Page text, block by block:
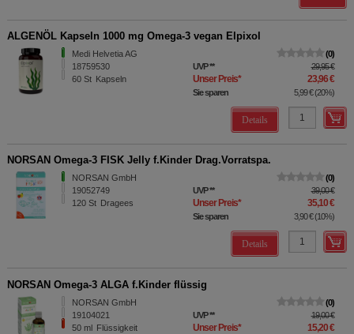
ALGENÖL Kapseln 1000 mg Omega-3 vegan Elpixol
Medi Helvetia AG
18759530
60 St Kapseln
0
UVP** 29,95 €
Unser Preis* 23,96 €
Sie sparen 5,99 €(20%)
Details
NORSAN Omega-3 FISK Jelly f.Kinder Drag.Vorratspa.
NORSAN GmbH
19052749
120 St Dragees
0
UVP** 39,00 €
Unser Preis* 35,10 €
Sie sparen 3,90 €(10%)
Details
NORSAN Omega-3 ALGA f.Kinder flüssig
NORSAN GmbH
19104021
50 ml Flüssigkeit
0
UVP** 19,00 €
Unser Preis* 15,20 €